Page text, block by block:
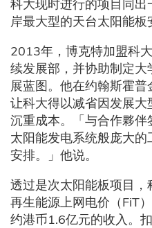
科大现时进行的项目同
岸最大型的天台太阳能板
2013年，博克特加盟科
续发展部，并协助制定
展蓝图。他在约翰斯霍普
让科大得以减省因发展
沉重成本。「与合作夥
太阳能发电系统般庞大
安排。」他说。
透过是次太阳能板项目
再生能源上网电价（FiT
约港币1.6亿元的收入。